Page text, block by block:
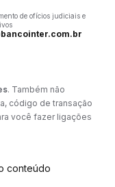
de ofícios judiciais e
. Também não
código de transação
você fazer ligações
conteúdo